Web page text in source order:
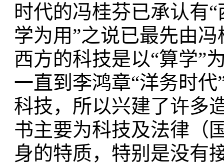
时代的冯桂芬已承认有
学为用”之说已最先由
西方的科技是以“算学”
一直到李鸿章“洋务时
科技，所以兴建了许多
书主要为科技及法律（
身的特质，特别是没有